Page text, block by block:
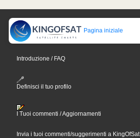
Pagina iniziale
Introduzione / FAQ
Definisci il tuo profilo
I Tuoi commenti / Aggiornamenti
Invia i tuoi commenti/suggerimenti a KingOfSat